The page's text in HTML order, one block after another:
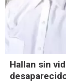
Hallan sin